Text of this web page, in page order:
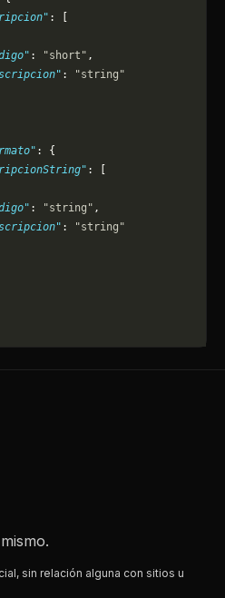
: [
: "short" ,
:
"string"
: {
: [
: "string" ,
:
"string"
sin relación alguna con sitios u